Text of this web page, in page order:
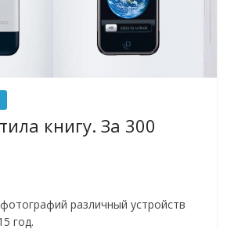
книгу. За 300
различный устройств
год.